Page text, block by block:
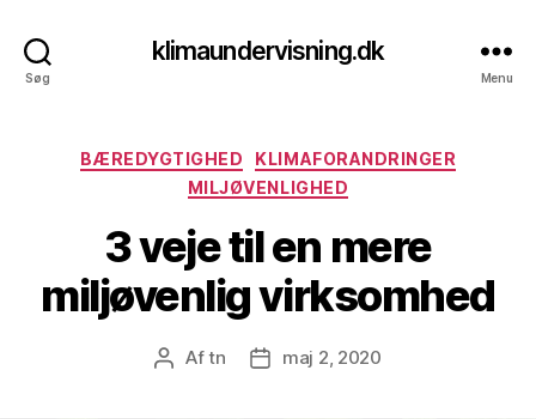
Søg
klimaundervisning.dk
Menu
Kategorier
BÆREDYGTIGHED
KLIMAFORANDRINGER
MILJØVENLIGHED
3 veje til en mere
miljøvenlig virksomhed
Indlægsforfatter
Aftn Indlægsdato
maj 2, 2020